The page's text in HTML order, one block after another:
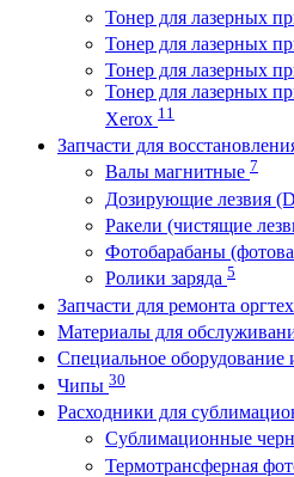
Тонер для лазерных
Тонер для лазерных
Тонер для лазерных
Тонер для лазерных
Xerox 11
Запчасти для
Валы магнитные 7
Дозирующие лезвия
Ракели (чистящие
Фотобарабаны
Ролики заряда 5
Запчасти для ремонта
Материалы для
Специальное оборудование
Чипы 30
Расходники для
Сублимационные
Термотрансферная